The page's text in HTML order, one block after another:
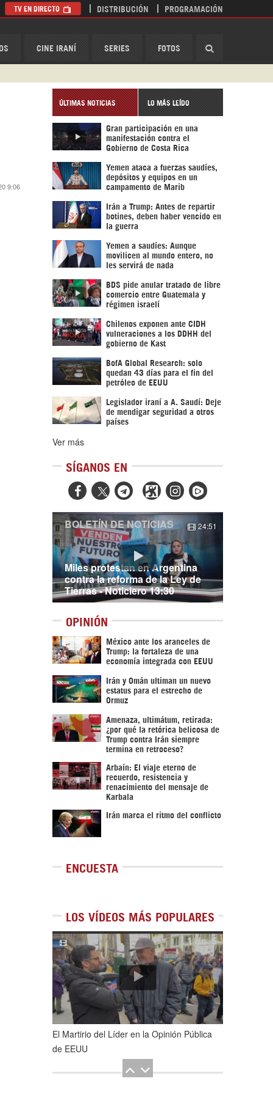
CINE IRANÍ SERIES FOTOS
TV EN DIRECTO DISTRIBUCIÓN PROGRAMACIÓN
9:06
ÚLTIMAS NOTICIAS LO MÁS LEÍDO
Gran participación en una
manifestación contra el
Gobierno de Costa Rica
Yemen ataca a fuerzas saudíes,
depósitos y equipos en un
campamento de Marib
Irán a Trump: Antes de repartir
botines, deben haber vencido en
la guerra
Yemen a saudíes: Aunque
movilicen al mundo entero, no
les servirá de nada
BDS pide anular tratado de libre
comercio entre Guatemala y
régimen israelí
Chilenos exponen ante CIDH
vulneraciones a los DDHH del
gobierno de Kast
BofA Global Research: solo
quedan 43 días para el fin del
petróleo de EEUU
Legislador iraní a A. Saudí: Deje
de mendigar seguridad a otros
países
Ver más
SÍGANOS EN
  
Miles protestan en Argentina
contra la reforma de la Ley de
Tierras - Noticiero 13:30
BOLETÍN DE NOTICIAS 24:51
OPINIÓN
México ante los aranceles de
Trump: la fortaleza de una
economía integrada con EEUU
Irán y Omán ultiman un nuevo
estatus para el estrecho de
Ormuz
Amenaza, ultimátum, retirada:
¿por qué la retórica belicosa de
Trump contra Irán siempre
termina en retroceso?
Arbaín: El viaje eterno de
recuerdo, resistencia y
renacimiento del mensaje de
Karbala
Irán marca el ritmo del conflicto
ENCUESTA
LOS VÍDEOS MÁS POPULARES
1de5
El Martirio del Líder en la Opinión Pública
de EEUU